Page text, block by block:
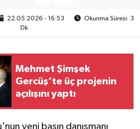
22.05.2026 - 16:53
Okunma Süresi: 3
Dk
Mehmet Şimşek
Gercüş’te üç projenin
açılışını yaptı
yeni basın danışmanı